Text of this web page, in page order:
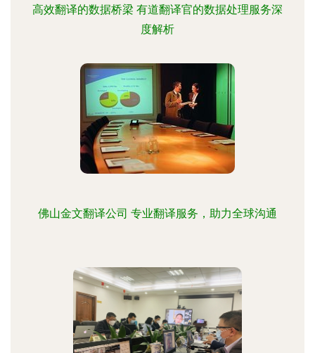
高效翻译的数据桥梁 有道翻译官的数据处理服务深
度解析
佛山金文翻译公司 专业翻译服务，助力全球沟通